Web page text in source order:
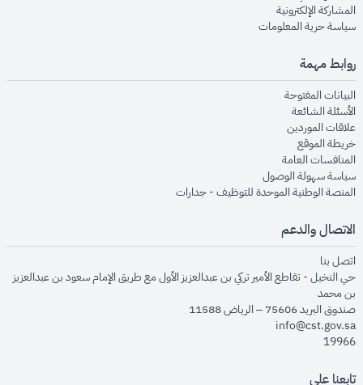
المشاركة الإلكترونيةopens in new window
سياسة حرية المعلوماتopens in new window
روابط مهمة
البيانات المفتوحةopens in new window
الأسئلة الشائعةopens in new window
علاقات الموردينopens in new window
خريطة الموقعopens in new window
المنافسات العامةopens in new window
سياسة سهولة الوصولopens in new window
المنصة الوطنية الموحدة للتوظيف - جداراتopens in new window
الاتصال والدعم
اتصل بنا
حي النخيل - تقاطع الأمير تركي بن عبدالعزيز الأول مع طريق الإمام سعود بن عبدالعزيز
بن محمد
صندوق البريد 75606 – الرياض 11588
info@cst.gov.sa
19966
تابعنا على